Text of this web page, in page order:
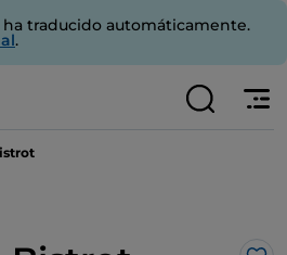
traducido automáticamente.
.